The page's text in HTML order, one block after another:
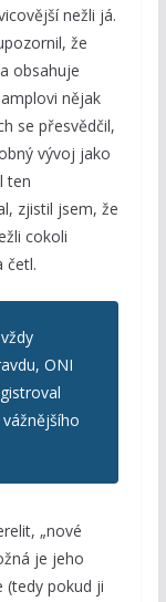
nežli já.
že
obsahuje
nějak
se přesvědčil,
vývoj jako
ten
zjistil jsem, že
cokoli
četl.
ONI
„nové
je jeho
(tedy pokud ji